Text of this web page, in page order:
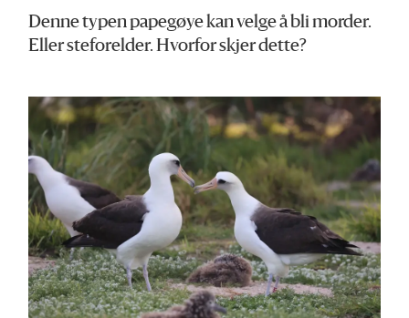
Denne typen papegøye kan velge å bli morder.
Eller steforelder. Hvorfor skjer dette?